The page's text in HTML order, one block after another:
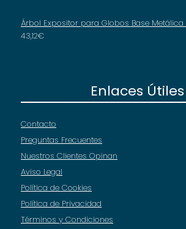
Árbol Expositor para Globos Base Metálica
43,12€
Enlaces Útiles
Contacto
Preguntas Frecuentes
Nuestros Clientes Opinan
Aviso Legal
Política de Cookies
Política de Privacidad
Términos y Condiciones